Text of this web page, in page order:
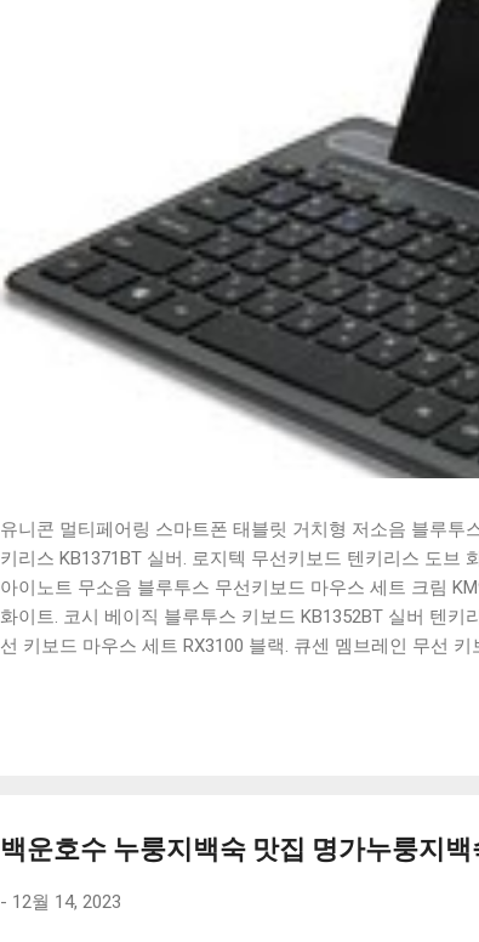
유니콘 멀티페어링 스마트폰 태블릿 거치형 저소음 블루투
키리스 KB1371BT 실버. 로지텍 무선키보드 텐키리스 도브
아이노트 무소음 블루투스 무선키보드 마우스 세트 크림
화이트. 코시 베이직 블루투스 키보드 KB1352BT 실버 텐
선 키보드 마우스 세트 RX3100 블랙. 큐센 멤브레인 무선
백운호수 누룽지백숙 맛집 명가누룽지백
- 12월 14, 2023